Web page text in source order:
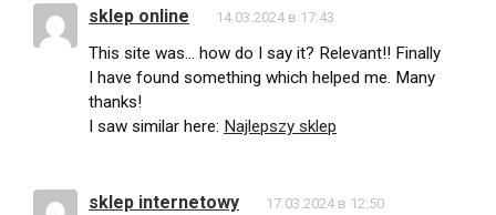
sklep online 14.03.2024 в 17:43
This site was… how do I say it? Relevant!! Finally
I have found something which helped me. Many
thanks!
I saw similar here: Najlepszy sklep
sklep internetowy 17.03.2024 в 12:50